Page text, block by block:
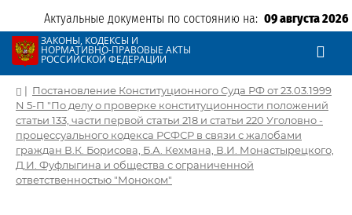
Актуальные документы по состоянию на: 09 августа 2026
ЗАКОНЫ, КОДЕКСЫ И
НОРМАТИВНО-ПРАВОВЫЕ АКТЫ
РОССИЙСКОЙ ФЕДЕРАЦИИ
| Постановление Конституционного Суда РФ от 23.03.1999
N 5-П "По делу о проверке конституционности положений
статьи 133, части первой статьи 218 и статьи 220 Уголовно -
процессуального кодекса РСФСР в связи с жалобами
граждан В.К. Борисова, Б.А. Кехмана, В.И. Монастырецкого,
Д.И. Фуфлыгина и общества с ограниченной
ответственностью "Моноком"